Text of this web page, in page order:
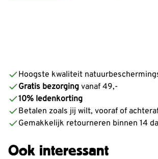
Hoogste kwaliteit
Gratis bezorging vanaf 49,-
10% ledenkorting
Betalen zoals jij wilt, vooraf of
Gemakkelijk retourneren binnen 14
Ook interessant